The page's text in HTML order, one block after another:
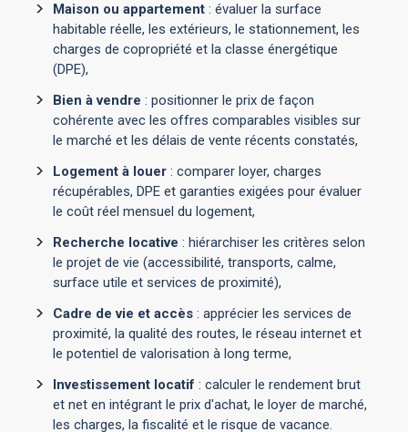
Maison ou appartement : évaluer la surface
habitable réelle, les extérieurs, le stationnement, les
charges de copropriété et la classe énergétique
(DPE),
Bien à vendre : positionner le prix de façon
cohérente avec les offres comparables visibles sur
le marché et les délais de vente récents constatés,
Logement à louer : comparer loyer, charges
récupérables, DPE et garanties exigées pour évaluer
le coût réel mensuel du logement,
Recherche locative : hiérarchiser les critères selon
le projet de vie (accessibilité, transports, calme,
surface utile et services de proximité),
Cadre de vie et accès : apprécier les services de
proximité, la qualité des routes, le réseau internet et
le potentiel de valorisation à long terme,
Investissement locatif : calculer le rendement brut
et net en intégrant le prix d'achat, le loyer de marché,
les charges, la fiscalité et le risque de vacance.